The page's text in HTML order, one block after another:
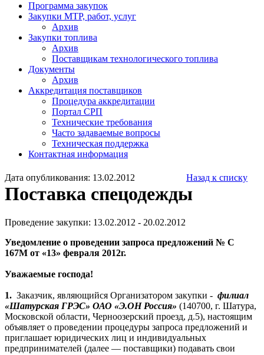
Программа закупок
Закупки МТР, работ, услуг
Архив
Закупки топлива
Архив
Поставщикам технологического топлива
Документы
Архив
Аккредитация поставщиков
Процедура аккредитации
Портал СРП
Технические требования
Часто задаваемые вопросы
Техническая поддержка
Контактная информация
Дата опубликования: 13.02.2012 Назад к списку
Поставка спецодежды
Проведение закупки: 13.02.2012 - 20.02.2012
Уведомление о проведении запроса предложений № С
167М от «13» февраля 2012г.
Уважаемые господа!
1. Заказчик, являющийся Организатором закупки - филиал
«Шатурская ГРЭС» ОАО «Э.ОН Россия» (140700, г. Шатура,
Московской области, Черноозерский проезд, д.5), настоящим
объявляет о проведении процедуры запроса предложений и
приглашает юридических лиц и индивидуальных
предпринимателей (далее — поставщики) подавать свои